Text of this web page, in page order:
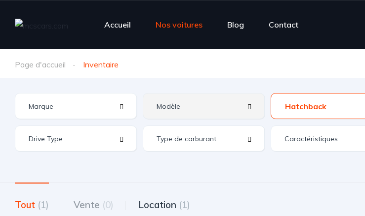
Accueil Nos voitures Blog Contact
Page d'accueil Inventaire
Hatchback
Caractéristiques
Tout (1) Vente (0) Location (1)